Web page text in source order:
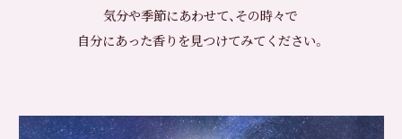
気分や季節にあわせて、その時々で
自分にあった香りを見つけてみてください。